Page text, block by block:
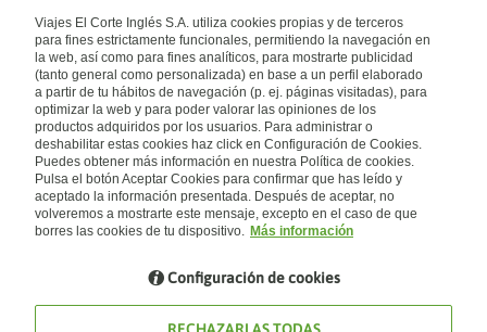
Quiénes somos
Financiación
Sostenibilidad
Turismo accesible
Tarjeta El Corte Inglés
Trabaja con nosotros
El Corte Inglés
Canal Ético
Enlaces de interés
Guías de viaje
Catálogos
Auto check-in
Condiciones Generales
Política de privacidad
Política de cookies
Accesibilidad
Empresas/ Grupos
Internacional
España
Visita nuestro blog
Blog de Viajes el Corte inglés
Viajes El Corte Inglés S.A. utiliza cookies propias y de terceros
para fines estrictamente funcionales, permitiendo la navegación en
la web, así como para fines analíticos, para mostrarte publicidad
(tanto general como personalizada) en base a un perfil elaborado
a partir de tu hábitos de navegación (p. ej. páginas visitadas), para
optimizar la web y para poder valorar las opiniones de los
productos adquiridos por los usuarios. Para administrar o
deshabilitar estas cookies haz click en Configuración de Cookies.
Puedes obtener más información en nuestra Política de cookies.
Pulsa el botón Aceptar Cookies para confirmar que has leído y
aceptado la información presentada. Después de aceptar, no
volveremos a mostrarte este mensaje, excepto en el caso de que
borres las cookies de tu dispositivo. Más información
Configuración de cookies